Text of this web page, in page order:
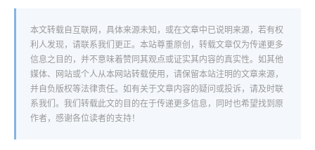
本文转载自互联网，具体来源未知，或在文章中已说明来源，若有权
利人发现，请联系我们更正。本站尊重原创，转载文章仅为传递更多
信息之目的，并不意味着赞同其观点或证实其内容的真实性。如其他
媒体、网站或个人从本网站转载使用，请保留本站注明的文章来源，
并自负版权等法律责任。如有关于文章内容的疑问或投诉，请及时联
系我们。我们转载此文的目的在于传递更多信息，同时也希望找到原
作者，感谢各位读者的支持！